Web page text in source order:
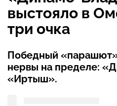
выстояло в
три очка
Победный
нервы на пределе:
«Иртыш».